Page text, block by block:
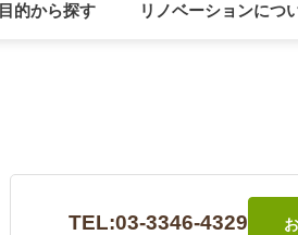
目的から探す リノベーションにつ
TEL:03-3346-4329